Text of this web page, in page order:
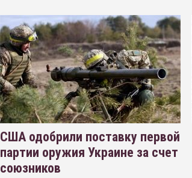
США одобрили поставку первой
партии оружия Украине за счет
союзников